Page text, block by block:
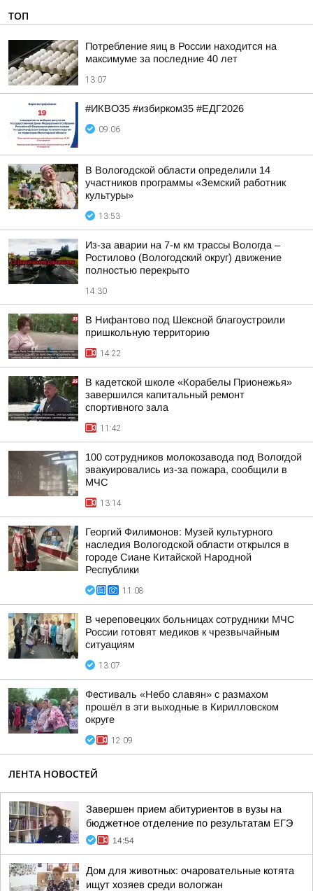
ТОП
Потребление яиц в России находится на
максимуме за последние 40 лет
13:07
#ИКВО35 #избирком35 #ЕДГ2026
09:06
В Вологодской области определили 14
участников программы «Земский работник
культуры»
13:53
Из-за аварии на 7-м км трассы Вологда –
Ростилово (Вологодский округ) движение
полностью перекрыто
14:30
В Нифантово под Шексной благоустроили
пришкольную территорию
14:22
В кадетской школе «Корабелы Прионежья»
завершился капитальный ремонт
спортивного зала
11:42
100 сотрудников молокозавода под Вологдой
эвакуировались из-за пожара, сообщили в
МЧС
13:14
Георгий Филимонов: Музей культурного
наследия Вологодской области открылся в
городе Сиане Китайской Народной
Республики
11:08
В череповецких больницах сотрудники МЧС
России готовят медиков к чрезвычайным
ситуациям
13:07
Фестиваль «Небо славян» с размахом
прошёл в эти выходные в Кирилловском
округе
12:09
ЛЕНТА НОВОСТЕЙ
Завершен прием абитуриентов в вузы на
бюджетное отделение по результатам ЕГЭ
14:54
Дом для животных: очаровательные котята
ищут хозяев среди вологжан